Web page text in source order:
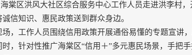
区洪风大社区综合服务中心工作人员走进洪李村，
信知识、惠民政策送到群众身边。
工作人员围绕信用政策开展通俗易懂的专题宣讲
时，针对性推广海棠区“信用＋”多元惠民场景，手把